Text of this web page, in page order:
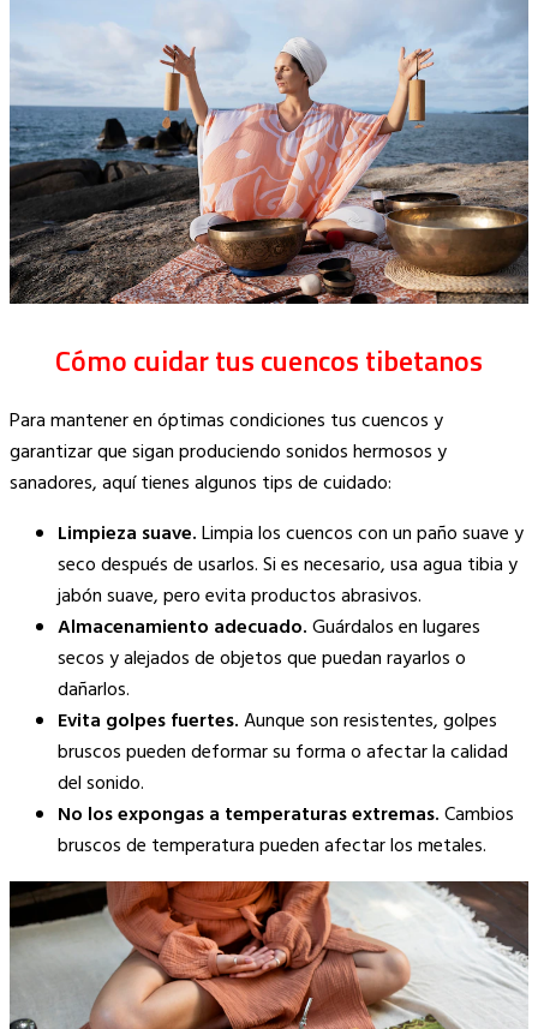
Cómo cuidar tus cuencos tibetanos
Para mantener en óptimas condiciones tus cuencos y
garantizar que sigan produciendo sonidos hermosos y
sanadores, aquí tienes algunos tips de cuidado:
Limpieza suave.Limpia los cuencos con un paño suave y
seco después de usarlos. Si es necesario, usa agua tibia y
jabón suave, pero evita productos abrasivos.
Almacenamiento adecuado.Guárdalos en lugares
secos y alejados de objetos que puedan rayarlos o
dañarlos.
Evita golpes fuertes.Aunque son resistentes, golpes
bruscos pueden deformar su forma o afectar la calidad
del sonido.
No los expongas a temperaturas extremas.Cambios
bruscos de temperatura pueden afectar los metales.